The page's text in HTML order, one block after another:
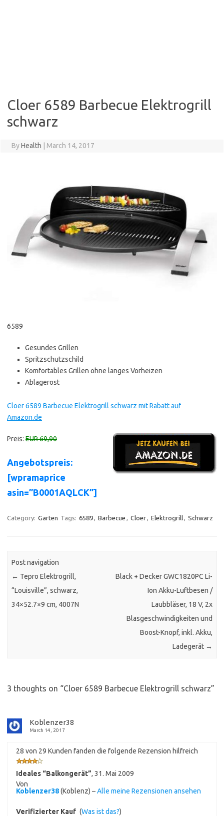
Cloer 6589 Barbecue Elektrogrill
schwarz
ByHealth March 14, 2017
6589
Gesundes Grillen
Spritzschutzschild
Komfortables Grillen ohne langes Vorheizen
Ablagerost
Cloer 6589 Barbecue Elektrogrill schwarz mit Rabatt auf
Amazon.de
Preis: EUR 69,90
Angebotspreis:
[wpramaprice
asin=”B0001AQLCK”]
Category: Garten Tags: 6589, Barbecue , Cloer, Elektrogrill, Schwarz
Post navigation
← Tepro Elektrogrill,
“Louisville”, schwarz,
34×52.7×9 cm, 4007N
Black + Decker GWC1820PC Li-
Ion Akku-Luftbesen /
Laubbläser, 18 V, 2x
Blasgeschwindigkeiten und
Boost-Knopf, inkl. Akku,
Ladegerät →
3 thoughts on “Cloer 6589 Barbecue Elektrogrill schwarz”
Koblenzer38
March 14, 2017
28 von 29 Kunden fanden die folgende Rezension hilfreich
Ideales “Balkongerät”, 31. Mai 2009
Von
Koblenzer38(Koblenz) –Alle meine Rezensionen ansehen
Verifizierter Kauf (Was ist das?)